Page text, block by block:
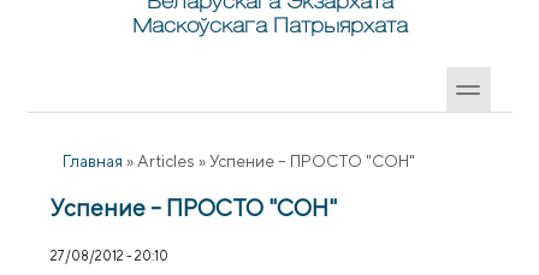
Маскоўскага Патрыярхата
Главная » Articles » Успение – ПРОСТО "СОН"
Успение – ПРОСТО "СОН"
27/08/2012 - 20:10